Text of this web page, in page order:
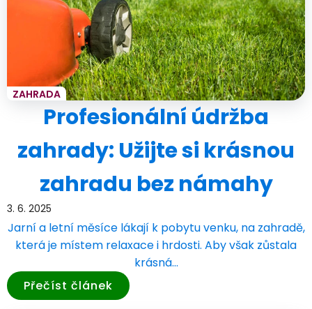
ZAHRADA
Profesionální údržba
zahrady: Užijte si krásnou
zahradu bez námahy
3. 6. 2025
Jarní a letní měsíce lákají k pobytu venku, na zahradě,
která je místem relaxace i hrdosti. Aby však zůstala
krásná…
Přečíst článek